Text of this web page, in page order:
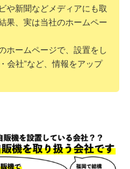
や新聞などメディアにも取
果、実は当社のホームペー
ホームページで、設置をし
会社”など、情報をアップ